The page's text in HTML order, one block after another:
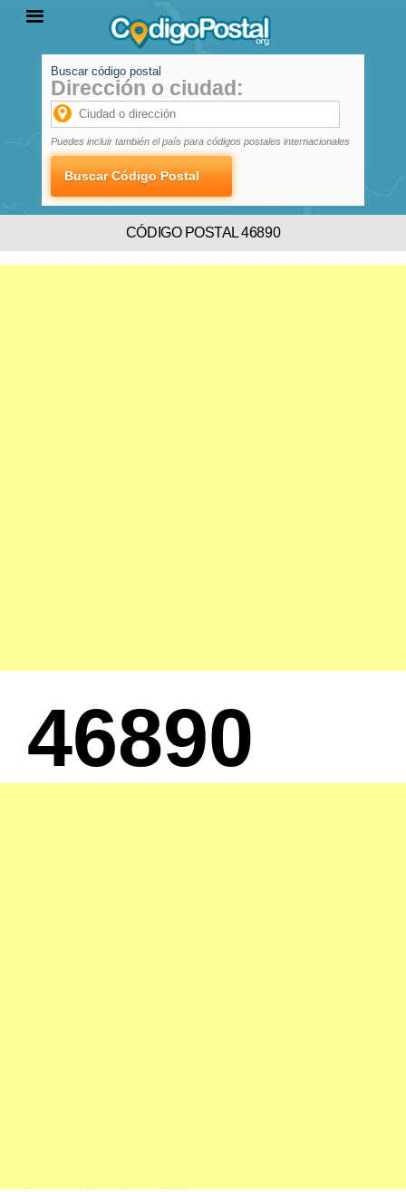
PROVINCIAS
LOCALIDADES
Buscar código postal
Dirección o ciudad:
Puedes incluir también el país para códigos postales internacionales
CÓDIGO POSTAL 46890
46890